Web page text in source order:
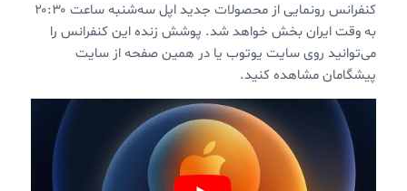
کنفرانس رونمایی از محصولات جدید اپل سه‌شنبه ساعت ۲۰:۳۰
به وقت ایران بخش خواهد شد. پوشش زنده این کنفرانس را
می‌توانید روی سایت یوتوب یا در همین صفحه از سایت
پیشگامان مشاهده کنید.